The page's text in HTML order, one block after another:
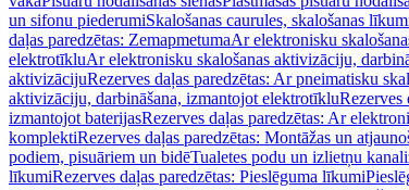
un sifonu piederumiSkalošanas caurules, skalošanas
daļas paredzētas: ZemapmetumaAr elektronisku
elektrotīkluAr elektronisku skalošanas aktivizāciju,
aktivizācijuRezerves daļas paredzētas: Ar pneimatisku
aktivizāciju, darbināšana, izmantojot elektrotīkluRezerves
izmantojot baterijasRezerves daļas paredzētas: Ar
komplektiRezerves daļas paredzētas: Montāžas un
podiem, pisuāriem un bidēTualetes podu un izlietņu
līkumiRezerves daļas paredzētas: Pieslēguma līkumi